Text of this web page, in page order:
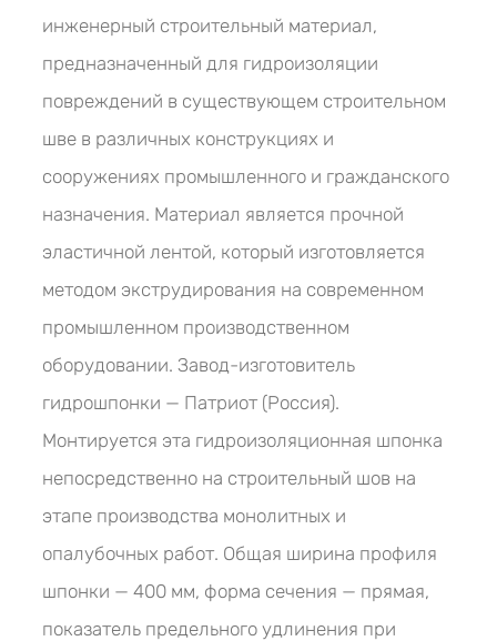
инженерный строительный материал,
предназначенный для гидроизоляции
повреждений в существующем строительном
шве в различных конструкциях и
сооружениях промышленного и гражданского
назначения. Материал является прочной
эластичной лентой, который изготовляется
методом экструдирования на современном
промышленном производственном
оборудовании. Завод-изготовитель
гидрошпонки — Патриот (Россия).
Монтируется эта гидроизоляционная шпонка
непосредственно на строительный шов на
этапе производства монолитных и
опалубочных работ. Общая ширина профиля
шпонки — 400 мм, форма сечения — прямая,
показатель предельного удлинения при